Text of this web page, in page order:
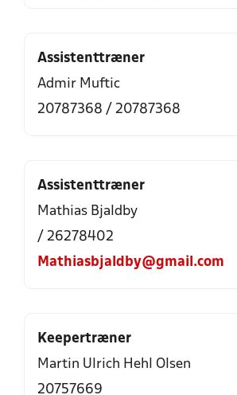
Assistenttræner
Admir Muftic
20787368 / 20787368
Assistenttræner
Mathias Bjaldby
/ 26278402
Mathiasbjaldby@gmail.com
Keepertræner
Martin Ulrich Hehl Olsen
20757669